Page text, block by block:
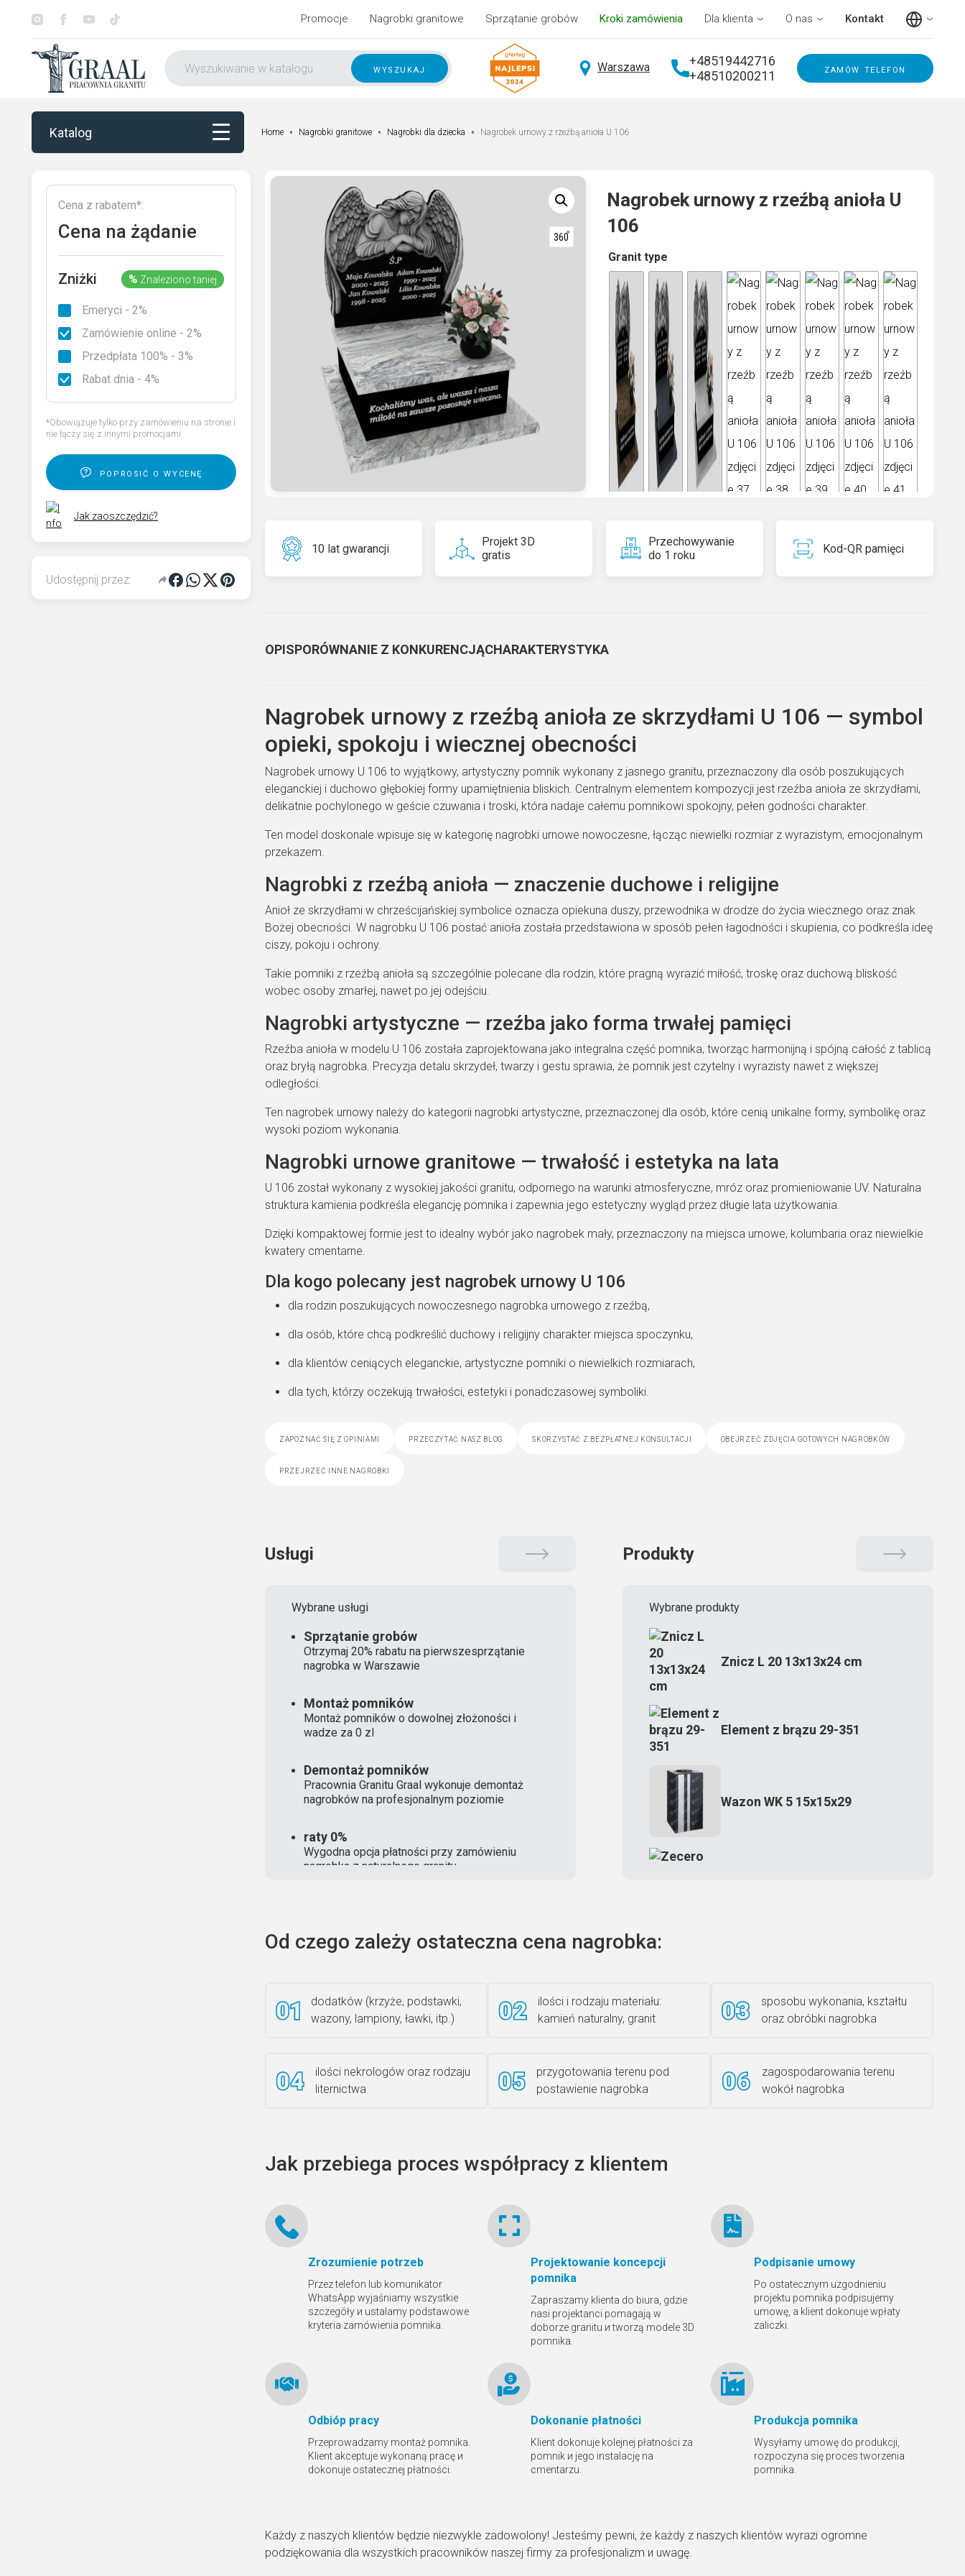
Promocje Nagrobki granitowe Sprzątanie grobów Kroki zamówienia Dla klienta O nas Kontakt
wyszukaj Warszawa
+48519442716
+48510200211
zamów telefon
Katalog
Katalog
Otoczenie nagrobka
Rodzaje granitu
Home Nagrobki granitowe Nagrobki dla dziecka Nagrobek urnowy z rzeźbą anioła U 106
Cena z rabatem*:
Cena na żądanie
Zniżki % Znaleziono taniej
Emeryci - 2%
Zamówienie online - 2%
Przedpłata 100% - 3%
Rabat dnia - 4%
*Obowiązuje tylko przy zamówieniu na stronie i
nie łączy się z innymi promocjami
poprosić o wycenę
Jak zaoszczędzić?
Udostępnij przez:
Nagrobek urnowy z rzeźbą anioła U
106
Granit type
A
lt
10 lat gwarancji
Projekt 3D
gratis
Przechowywanie
do 1 roku
Kod-QR pamięci
OPISPORÓWNANIE Z KONKURENCJĄCHARAKTERYSTYKA
Nagrobek urnowy z rzeźbą anioła ze skrzydłami U 106 — symbol
opieki, spokoju i wiecznej obecności
Nagrobek urnowy U 106 to wyjątkowy, artystyczny pomnik wykonany z jasnego granitu, przeznaczony dla osób poszukujących
eleganckiej i duchowo głębokiej formy upamiętnienia bliskich. Centralnym elementem kompozycji jest rzeźba anioła ze skrzydłami,
delikatnie pochylonego w geście czuwania i troski, która nadaje całemu pomnikowi spokojny, pełen godności charakter.
Ten model doskonale wpisuje się w kategorię nagrobki urnowe nowoczesne, łącząc niewielki rozmiar z wyrazistym, emocjonalnym
przekazem.
Nagrobki z rzeźbą anioła — znaczenie duchowe i religijne
Anioł ze skrzydłami w chrześcijańskiej symbolice oznacza opiekuna duszy, przewodnika w drodze do życia wiecznego oraz znak
Bożej obecności. W nagrobku U 106 postać anioła została przedstawiona w sposób pełen łagodności i skupienia, co podkreśla ideę
ciszy, pokoju i ochrony.
Takie pomniki z rzeźbą anioła są szczególnie polecane dla rodzin, które pragną wyrazić miłość, troskę oraz duchową bliskość
wobec osoby zmarłej, nawet po jej odejściu.
Nagrobki artystyczne — rzeźba jako forma trwałej pamięci
Rzeźba anioła w modelu U 106 została zaprojektowana jako integralna część pomnika, tworząc harmonijną i spójną całość z tablicą
oraz bryłą nagrobka. Precyzja detalu skrzydeł, twarzy i gestu sprawia, że pomnik jest czytelny i wyrazisty nawet z większej
odległości.
Ten nagrobek urnowy należy do kategorii nagrobki artystyczne, przeznaczonej dla osób, które cenią unikalne formy, symbolikę oraz
wysoki poziom wykonania.
Nagrobki urnowe granitowe — trwałość i estetyka na lata
U 106 został wykonany z wysokiej jakości granitu, odpornego na warunki atmosferyczne, mróz oraz promieniowanie UV. Naturalna
struktura kamienia podkreśla elegancję pomnika i zapewnia jego estetyczny wygląd przez długie lata użytkowania.
Dzięki kompaktowej formie jest to idealny wybór jako nagrobek mały, przeznaczony na miejsca urnowe, kolumbaria oraz niewielkie
kwatery cmentarne.
Dla kogo polecany jest nagrobek urnowy U 106
dla rodzin poszukujących nowoczesnego nagrobka urnowego z rzeźbą,
dla osób, które chcą podkreślić duchowy i religijny charakter miejsca spoczynku,
dla klientów ceniących eleganckie, artystyczne pomniki o niewielkich rozmiarach,
dla tych, którzy oczekują trwałości, estetyki i ponadczasowej symboliki.
zapoznać się z opiniami przeczytać nasz blog skorzystać z bezpłatnej konsultacji obejrzeć zdjęcia gotowych nagrobków
przejrzeć inne nagrobki
Usługi
Wybrane usługi
Sprzątanie grobów
Otrzymaj 20% rabatu na pierwszesprzątanie
nagrobka w Warszawie
Montaż pomników
Montaż pomników o dowolnej złożoności i
wadze za 0 zl
Demontaż pomników
Pracownia Granitu Graal wykonuje demontaż
nagrobków na profesjonalnym poziomie
raty 0%
Wygodna opcja płatności przy zamówieniu
nagrobka z naturalnego granitu
Produkty
Wybrane produkty
Znicz L 20 13x13x24 cm
Element z brązu 29-351
Wazon WK 5 15x15x29
Rzeźba ANZK-60-BR-L
Od czego zależy ostateczna cena nagrobka:
dodatków (krzyże, podstawki,
wazony, lampiony, ławki, itp.)
ilości i rodzaju materiału:
kamień naturalny, granit
sposobu wykonania, kształtu
oraz obróbki nagrobka
ilości nekrologów oraz rodzaju
liternictwa
przygotowania terenu pod
postawienie nagrobka
zagospodarowania terenu
wokół nagrobka
Jak przebiega proces współpracy z klientem
Zrozumienie potrzeb
Przez telefon lub komunikator
WhatsApp wyjaśniamy wszystkie
szczegóły и ustalamy podstawowe
kryteria zamówienia pomnika.
Projektowanie koncepcji
pomnika
Zapraszamy klienta do biura, gdzie
nasi projektanci pomagają w
doborze granitu и tworzą modele 3D
pomnika.
Podpisanie umowy
Po ostatecznym uzgodnieniu
projektu pomnika podpisujemy
umowę, a klient dokonuje wpłaty
zaliczki.
Produkcja pomnika
Wysyłamy umowę do produkcji,
rozpoczyna się proces tworzenia
pomnika.
Dokonanie płatności
Klient dokonuje kolejnej płatności za
pomnik и jego instalację na
cmentarzu.
Odbióр pracy
Przeprowadzamy montaż pomnika.
Klient akceptuje wykonaną pracę и
dokonuje ostatecznej płatności.
Każdy z naszych klientów będzie niezwykle zadowolony! Jesteśmy pewni, że każdy z naszych klientów wyrazi ogromne
podziękowania dla wszystkich pracowników naszej firmy za profesjonalizm и uwagę.